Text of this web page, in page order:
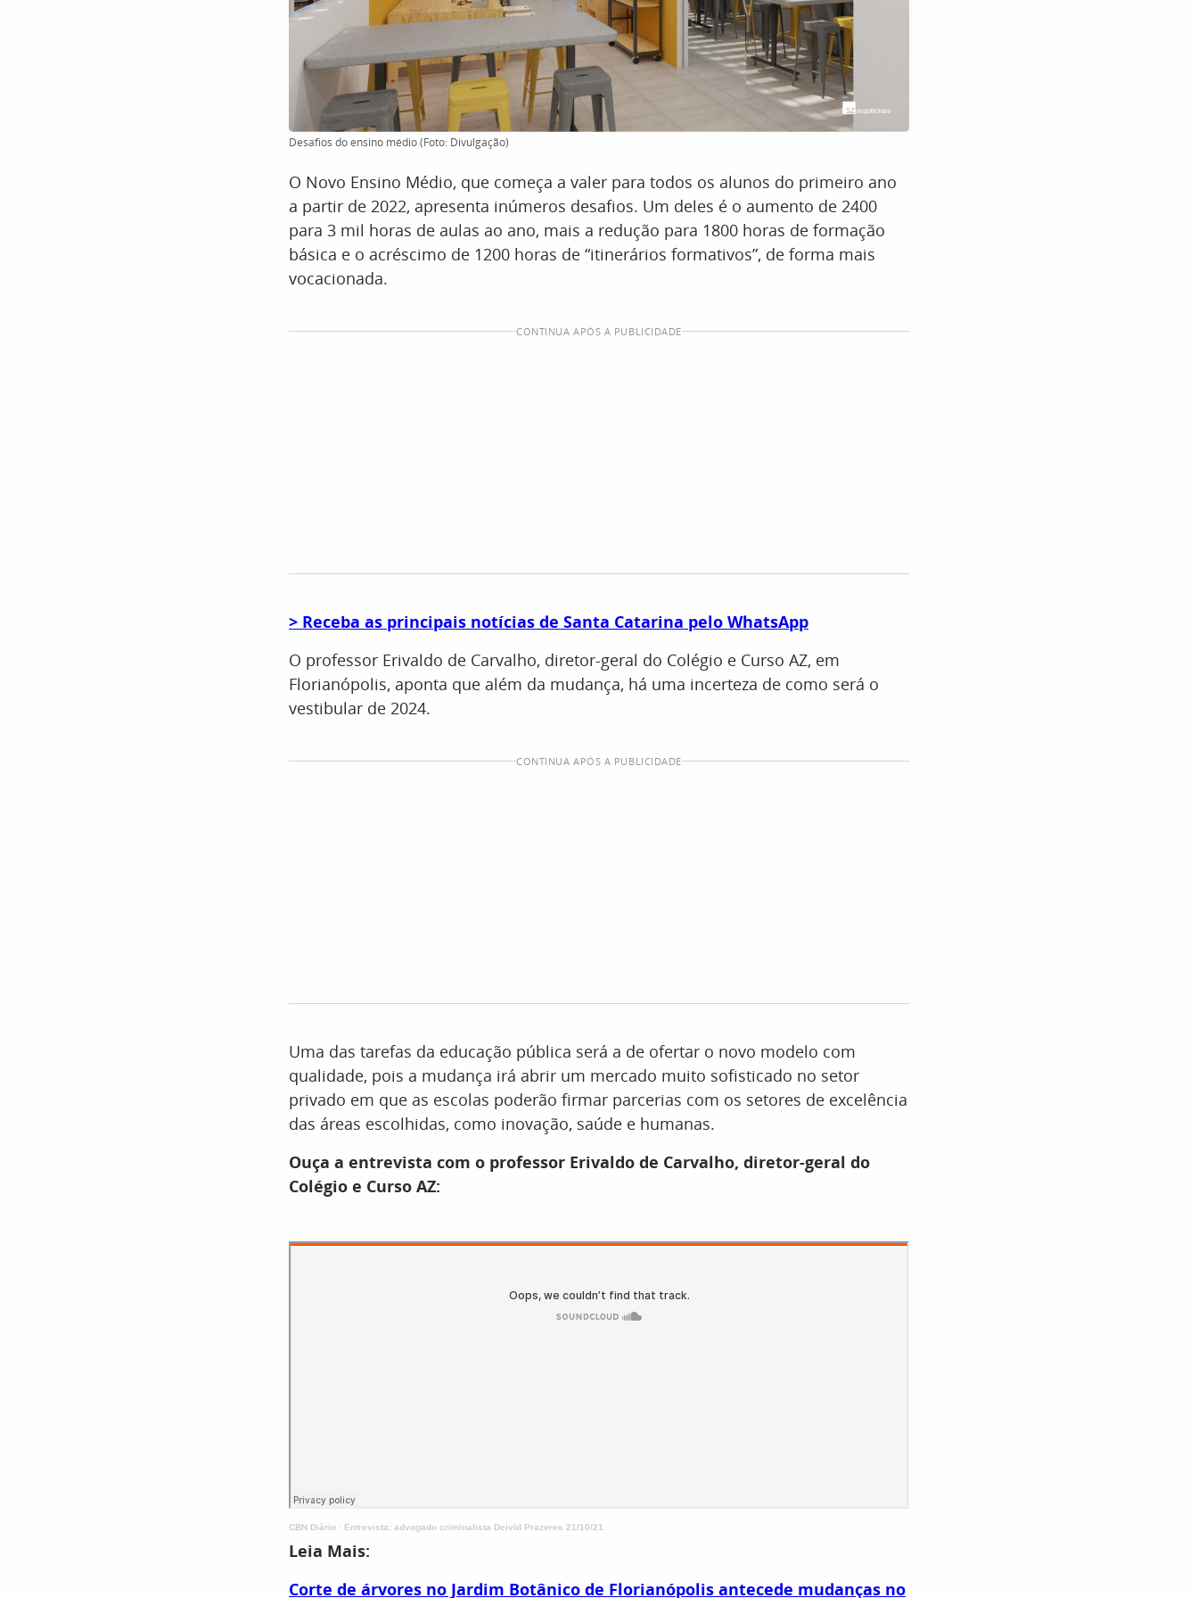
Desafios do ensino médio (Foto: Divulgação)
O Novo Ensino Médio, que começa a valer para todos os alunos do primeiro ano
a partir de 2022, apresenta inúmeros desafios. Um deles é o aumento de 2400
para 3 mil horas de aulas ao ano, mais a redução para 1800 horas de formação
básica e o acréscimo de 1200 horas de “itinerários formativos”, de forma mais
vocacionada.
CONTINUA APÓS A PUBLICIDADE
> Receba as principais notícias de Santa Catarina pelo WhatsApp
O professor Erivaldo de Carvalho, diretor-geral do Colégio e Curso AZ, em
Florianópolis, aponta que além da mudança, há uma incerteza de como será o
vestibular de 2024.
CONTINUA APÓS A PUBLICIDADE
Uma das tarefas da educação pública será a de ofertar o novo modelo com
qualidade, pois a mudança irá abrir um mercado muito sofisticado no setor
privado em que as escolas poderão firmar parcerias com os setores de excelência
das áreas escolhidas, como inovação, saúde e humanas.
Ouça a entrevista com o professor Erivaldo de Carvalho, diretor-geral do
Colégio e Curso AZ:
CBN Diário · Entrevista: advogado criminalista Deivid Prazeres 21/10/21
Leia Mais:
Corte de árvores no Jardim Botânico de Florianópolis antecede mudanças no